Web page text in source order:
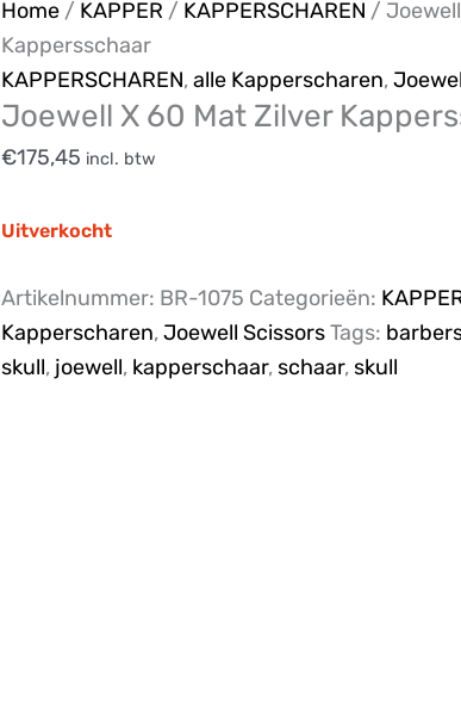
Home / KAPPER / KAPPERSCHAREN /
Kappersschaar
KAPPERSCHAREN,alle Kapperscharen,
Joewell X 60 Mat Zilver
€175,45 incl. btw
Uitverkocht
Artikelnummer: BR-1075 Categorieën:
Kapperscharen,Joewell ScissorsTags:
skull, joewell, kapperschaar, schaar, skull